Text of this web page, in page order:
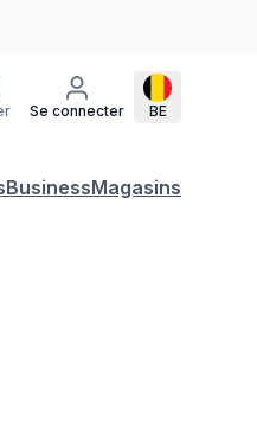
Se connecter BE
BusinessMagasins